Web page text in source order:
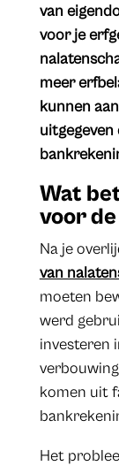
van
voor je
meer
kunnen
​Wat
voor
Na je
van
moeten
werd
investeren
komen uit
Het